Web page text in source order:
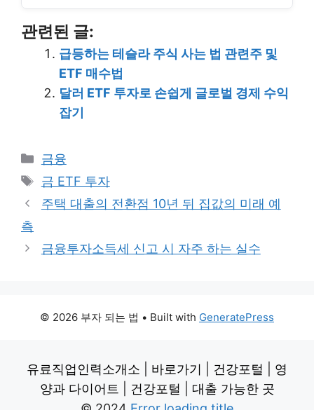
관련된 글:
급등하는 테슬라 주식 사는 법 관련주 및
ETF 매수법
달러 ETF 투자로 손쉽게 글로벌 경제 수익
잡기
Categories
금융
Tags
금 ETF 투자
주택 대출의 전환점 10년 뒤 집값의 미래 예
측
금융투자소득세 신고 시 자주 하는 실수
© 2026 부자 되는 법 • Built with GeneratePress
유료직업인력소개소 바로가기 건강포털
영
양과 다이어트
건강포털
대출 가능한 곳